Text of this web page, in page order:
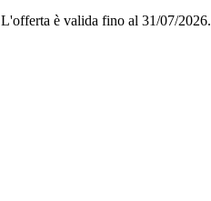
L'offerta è valida fino al 31/07/2026.